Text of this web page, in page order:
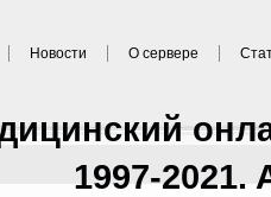
Новости О сервере
1997-2021.